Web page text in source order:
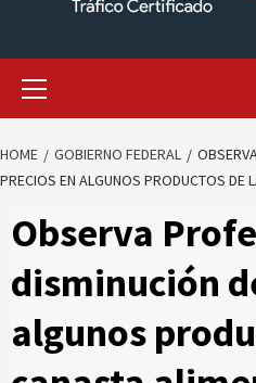
HOME GOBIERNO FEDERAL
PRECIOS EN ALGUNOS PRODUCTOS DE
Observa
disminución
algunos